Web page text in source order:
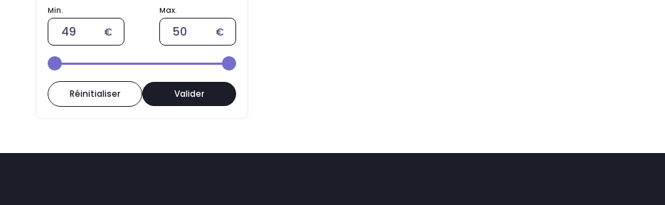
Réinitialiser Valider